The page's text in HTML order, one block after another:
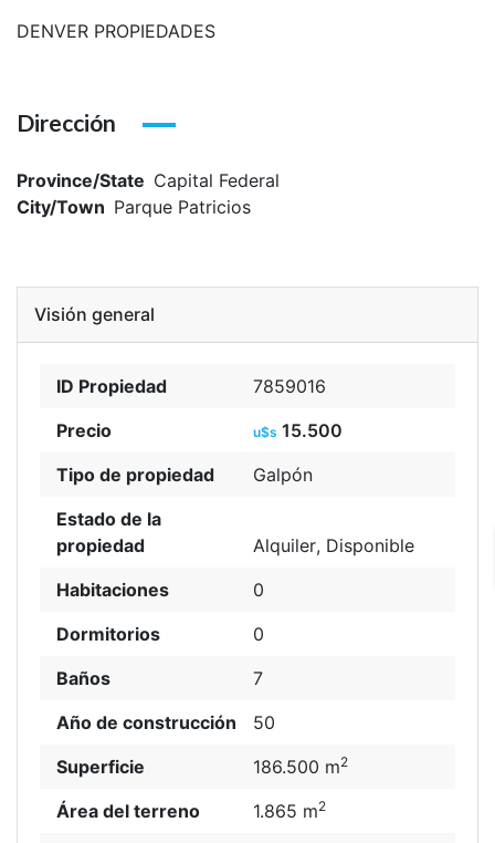
DENVER PROPIEDADES
Dirección
Province/State Capital Federal
City/Town Parque Patricios
Visión general
ID Propiedad
7859016
Precio
u$s 15.500
Tipo de propiedad
Galpón
Estado de la
propiedad
Alquiler, Disponible
Habitaciones
0
Dormitorios
0
Baños
7
Año de construcción
50
Superficie
186.500 m2
Área del terreno 1.865 m2